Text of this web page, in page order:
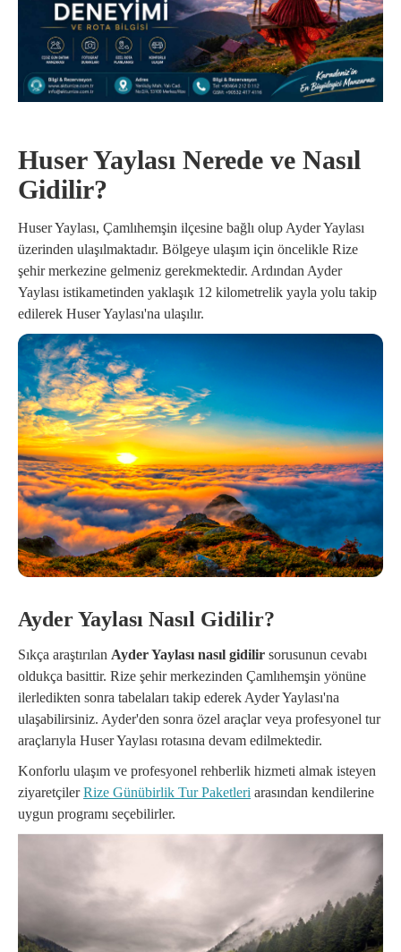
Huser Yaylası Nerede ve Nasıl
Gidilir?
Huser Yaylası, Çamlıhemşin ilçesine bağlı olup Ayder Yaylası
üzerinden ulaşılmaktadır. Bölgeye ulaşım için öncelikle Rize
şehir merkezine gelmeniz gerekmektedir. Ardından Ayder
Yaylası istikametinden yaklaşık 12 kilometrelik yayla yolu takip
edilerek Huser Yaylası'na ulaşılır.
Ayder Yaylası Nasıl Gidilir?
Sıkça araştırılan Ayder Yaylası nasıl gidilir sorusunun cevabı
oldukça basittir. Rize şehir merkezinden Çamlıhemşin yönüne
ilerledikten sonra tabelaları takip ederek Ayder Yaylası'na
ulaşabilirsiniz. Ayder'den sonra özel araçlar veya profesyonel tur
araçlarıyla Huser Yaylası rotasına devam edilmektedir.
Konforlu ulaşım ve profesyonel rehberlik hizmeti almak isteyen
ziyaretçilerRize Günübirlik Tur Paketleri arasından kendilerine
uygun programı seçebilirler.